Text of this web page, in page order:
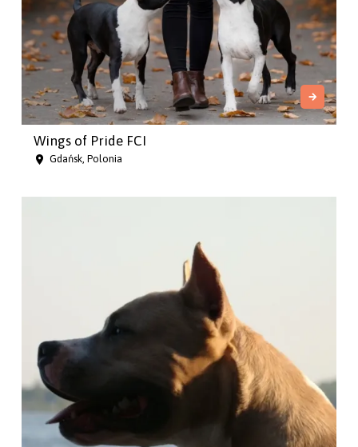
Wings of Pride FCI
Gdańsk, Polonia